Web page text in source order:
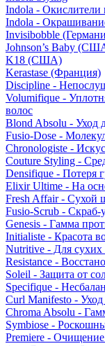
Indola - Окислители
Indola -
Invisibobble
Johnson’s Baby
K18 (США)
Kerastase (Франция)
Discipline -
Volumifique -
волос
Blond Absolu - Уход
Fusio-Dose -
Chronologiste -
Couture Styling -
Densifique - Потеря
Elixir Ultime - На
Fresh Affair - Сухой
Fusio-Scrub - Скраб-
Genesis - Гамма
Initialiste - Красота
Nutritive - Для сухих
Resistance -
Soleil - Защита от
Specifique -
Curl Manifesto -
Chroma Absolu -
Symbiose -
Premiere -